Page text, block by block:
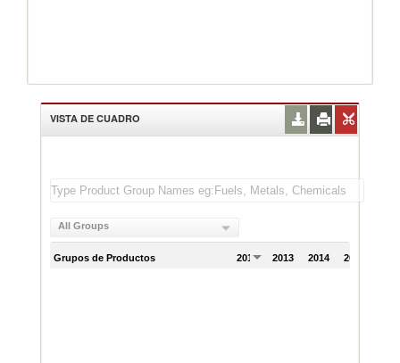
VISTA DE CUADRO
All Groups
Grupos de Productos 2012 2013 2014 2015